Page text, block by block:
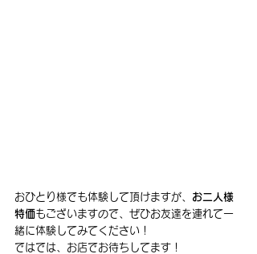
おひとり様でも体験して頂けますが、 お二人様
特価もございますので、ぜひお友達を連れて一
緒に体験してみてください！
ではでは、お店でお待ちしてます！